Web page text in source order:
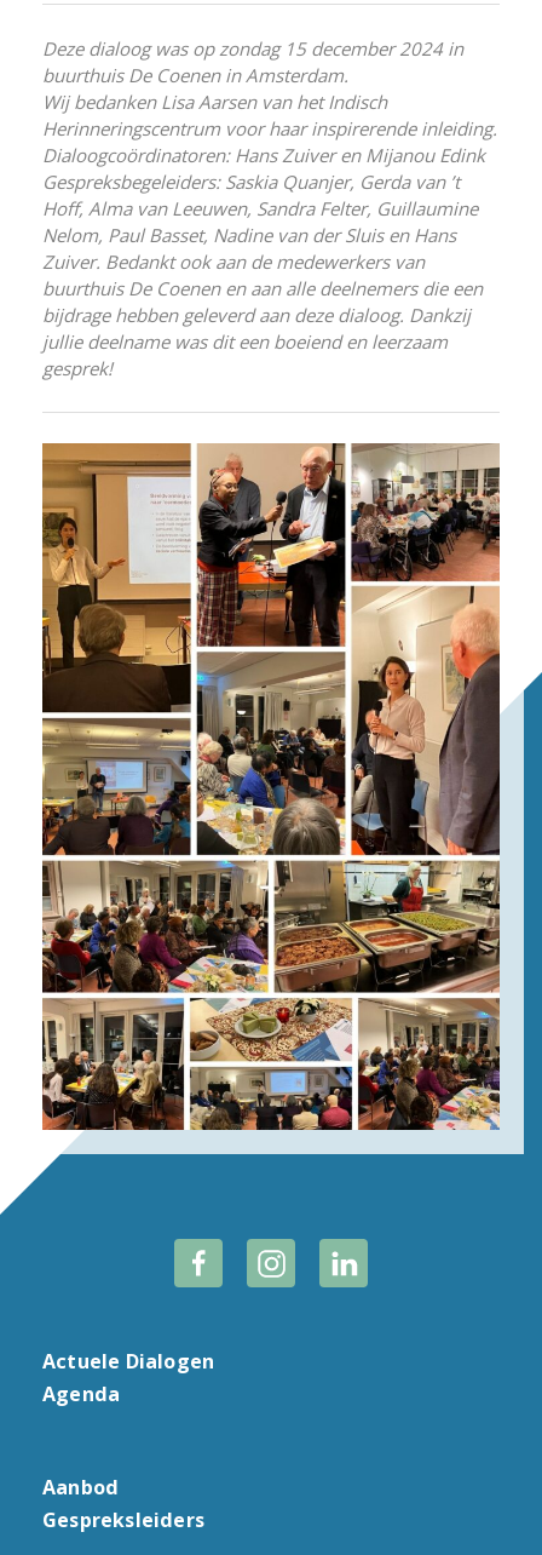
Deze dialoog was op zondag 15 december 2024 in
buurthuis De Coenen in Amsterdam.
Wij bedanken Lisa Aarsen van het Indisch
Herinneringscentrum voor haar inspirerende inleiding.
Dialoogcoördinatoren: Hans Zuiver en Mijanou Edink
Gespreksbegeleiders: Saskia Quanjer, Gerda van ’t
Hoff, Alma van Leeuwen, Sandra Felter, Guillaumine
Nelom, Paul Basset, Nadine van der Sluis en Hans
Zuiver. Bedankt ook aan de medewerkers van
buurthuis De Coenen en aan alle deelnemers die een
bijdrage hebben geleverd aan deze dialoog. Dankzij
jullie deelname was dit een boeiend en leerzaam
gesprek!
Actuele Dialogen
Agenda
Aanbod
Gespreksleiders